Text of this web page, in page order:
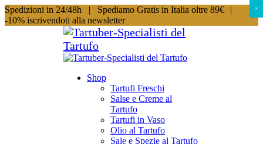
Spedizioni in 24/48h | Spediamo Gratis in Italia oltre 89€
|
-10% iscrivendoti alla newsletter
Shop
Tartufi Freschi
Salse e Creme al
Tartufo
Tartufi in Vaso
Olio al Tartufo
Sale e Spezie al Tartufo
×
×